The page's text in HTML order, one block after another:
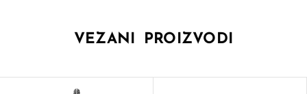
VEZANI PROIZVODI